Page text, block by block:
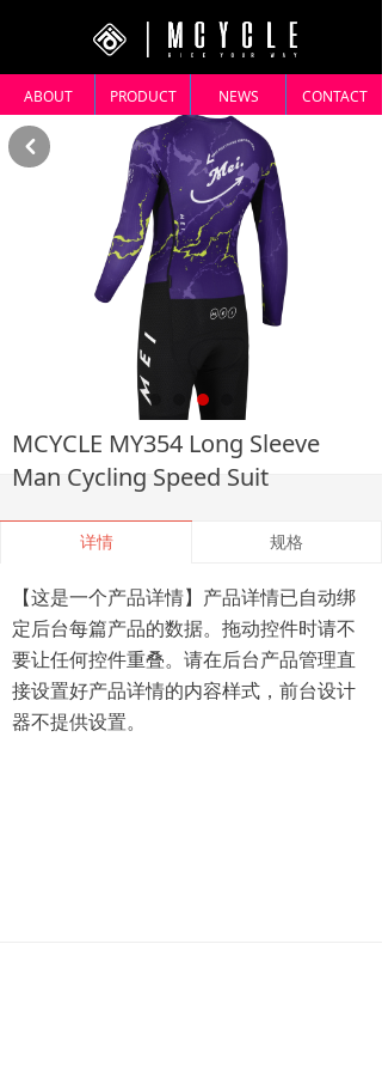
ABOUT PRODUCT NEWS CONTACT
MCYCLE MY354 Long Sleeve
Man Cycling Speed Suit
详情 规格
【这是一个产品详情】产品详情已自动绑
定后台每篇产品的数据。拖动控件时请不
要让任何控件重叠。请在后台产品管理直
接设置好产品详情的内容样式，前台设计
器不提供设置。
낒